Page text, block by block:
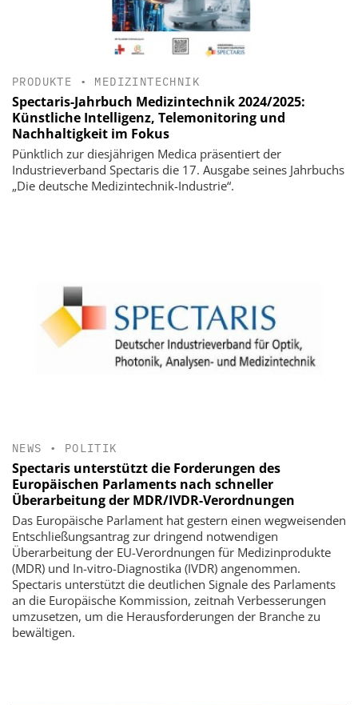
PRODUKTE • MEDIZINTECHNIK
Spectaris-Jahrbuch Medizintechnik 2024/2025:
Künstliche Intelligenz, Telemonitoring und
Nachhaltigkeit im Fokus
Pünktlich zur diesjährigen Medica präsentiert der
Industrieverband Spectaris die 17. Ausgabe seines Jahrbuchs
„Die deutsche Medizintechnik-Industrie“.
NEWS • POLITIK
Spectaris unterstützt die Forderungen des
Europäischen Parlaments nach schneller
Überarbeitung der MDR/IVDR-Verordnungen
Das Europäische Parlament hat gestern einen wegweisenden
Entschließungsantrag zur dringend notwendigen
Überarbeitung der EU-Verordnungen für Medizinprodukte
(MDR) und In-vitro-Diagnostika (IVDR) angenommen.
Spectaris unterstützt die deutlichen Signale des Parlaments
an die Europäische Kommission, zeitnah Verbesserungen
umzusetzen, um die Herausforderungen der Branche zu
bewältigen.